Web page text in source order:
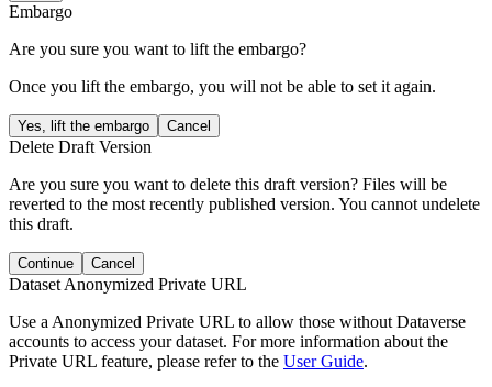
Embargo
Are you sure you want to lift the embargo?
Once you lift the embargo, you will not be able to set it again.
Yes, lift the embargo Cancel
Delete Draft Version
Are you sure you want to delete this draft version? Files will be
reverted to the most recently published version. You cannot undelete
this draft.
Continue Cancel
Dataset Anonymized Private URL
Use a Anonymized Private URL to allow those without Dataverse
accounts to access your dataset. For more information about the
Private URL feature, please refer to the User Guide.